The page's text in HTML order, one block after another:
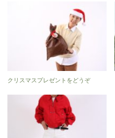
クリスマスプレゼントをどうぞ